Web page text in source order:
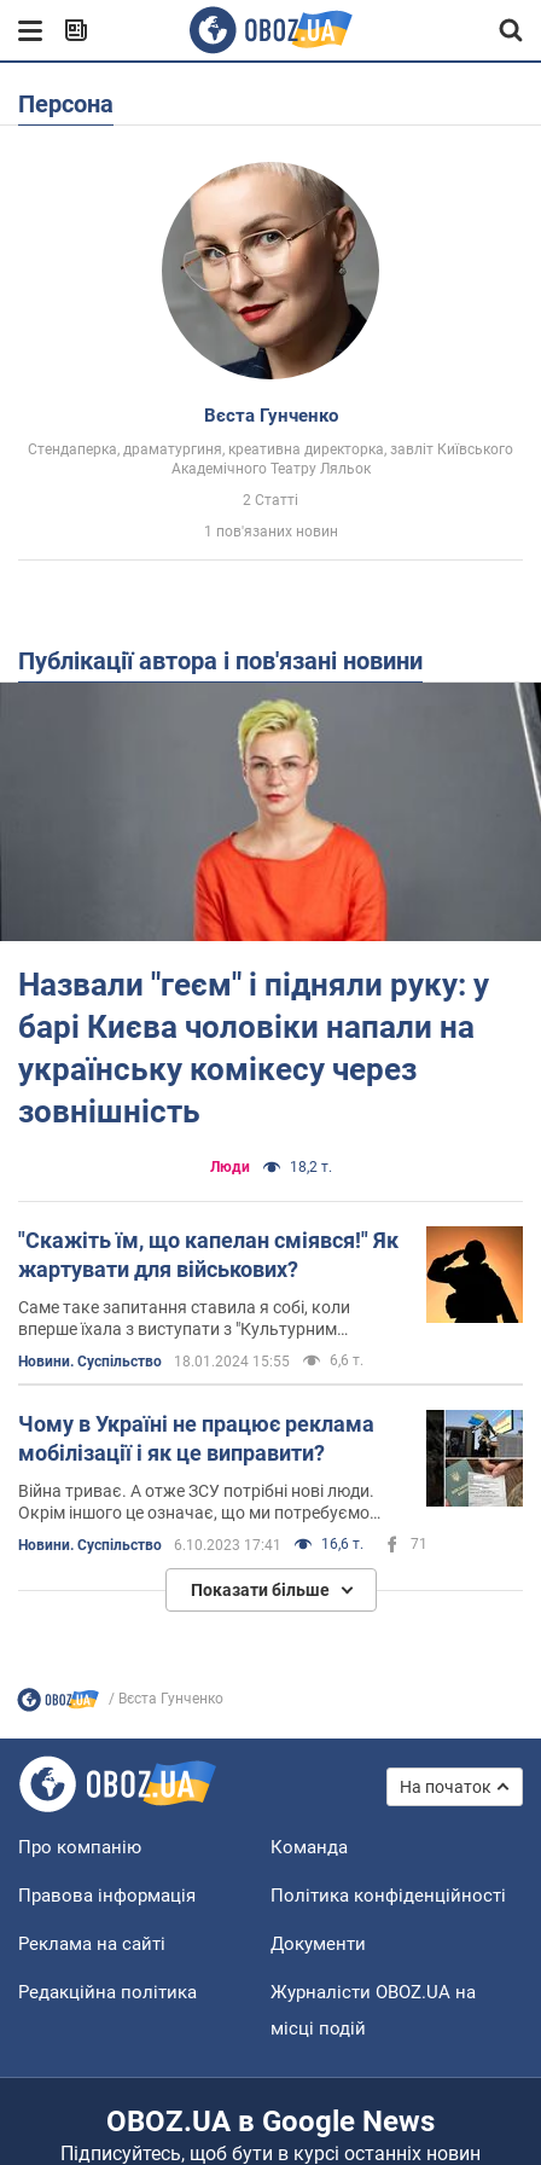
Персона
Вєста Гунченко
Стендаперка, драматургиня, креативна директорка, завліт Київського
Академічного Театру Ляльок
2 Статті
1 пов'язаних новин
Публікації автора і пов'язані новини
Назвали "геєм" і підняли руку: у
барі Києва чоловіки напали на
українську комікесу через
зовнішність
Люди 18,2 т.
"Скажіть їм, що капелан сміявся!" Як
жартувати для військових?
Саме таке запитання ставила я собі, коли
вперше їхала з виступати з "Культурним
Новини. Суспільство 18.01.2024 15:55 6,6 т.
Чому в Україні не працює реклама
мобілізації і як це виправити?
Війна триває. А отже ЗСУ потрібні нові люди.
Окрім іншого це означає, що ми потребуємо
реклами армії
Новини. Суспільство 6.10.2023 17:41 16,6 т. 71
Показати більше
Вєста Гунченко
На початок
Про компанію Команда
Правова інформація Політика конфіденційності
Реклама на сайті Документи
Редакційна політика
Журналісти OBOZ.UA на
місці подій
OBOZ.UA в Google News
Підписуйтесь, щоб бути в курсі останніх новин